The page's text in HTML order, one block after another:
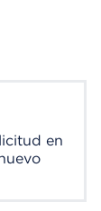
en